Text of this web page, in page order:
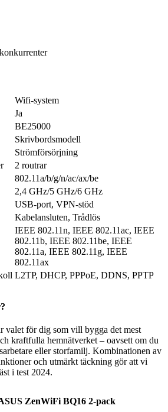
Wifi-system
Ja
BE25000
Skrivbordsmodell
Strömförsörjning
2 routrar
802.11a/b/g/n/ac/ax/be
2,4 GHz/5 GHz/6 GHz
USB-port, VPN-stöd
Kabelansluten, Trådlös
IEEE 802.11n, IEEE 802.11ac, IEEE
802.11b, IEEE 802.11be, IEEE
802.11a, IEEE 802.11g, IEEE
802.11ax
L2TP, DHCP, PPPoE, DDNS, PPTP
valet för dig som vill bygga det mest
kraftfulla hemnätverket – oavsett om du
eller storfamilj. Kombinationen av
och utmärkt täckning gör att vi
i test 2024.
ZenWiFi BQ16 2-pack